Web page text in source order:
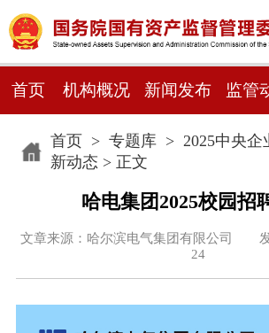
首页 机构概况 新闻发布 监管
首页> 专题库> 2025中央
新动态 > 正文
哈电集团2025校园招
文章来源：哈尔滨电气集团有限公司 发
24